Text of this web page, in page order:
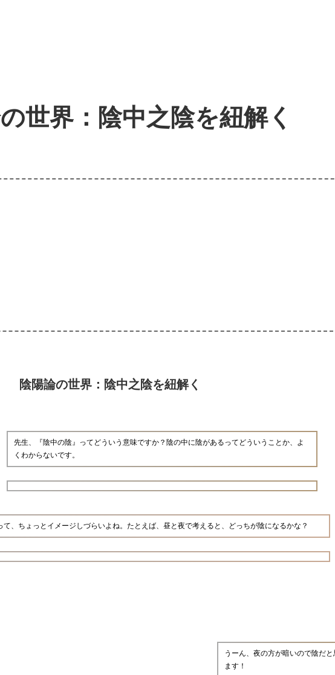
世界：陰中之陰を紐解く
陰陽論の世界：陰中之陰を紐解く
先生、『陰中の陰』ってどういう意味ですか？陰の中に陰があるってどういうことか、よ
くわからないです。
、ちょっとイメージしづらいよね。たとえば、昼と夜で考えると、どっちが陰になるかな？
うーん、夜の方が暗いので陰だと
ます！